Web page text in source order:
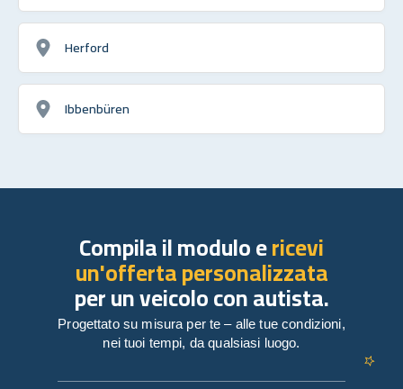
Herford
Ibbenbüren
Compila il modulo ericevi
un'offerta personalizzata
per un veicolo con autista.
Progettato su misura per te – alle tue condizioni,
nei tuoi tempi, da qualsiasi luogo.